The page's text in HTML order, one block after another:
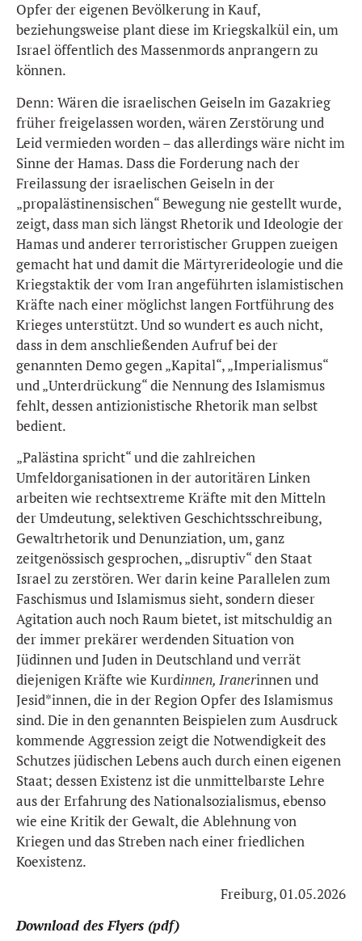
Opfer der eigenen Bevölkerung in Kauf,
beziehungsweise plant diese im Kriegskalkül ein, um
Israel öffentlich des Massenmords anprangern zu
können.
Denn: Wären die israelischen Geiseln im Gazakrieg
früher freigelassen worden, wären Zerstörung und
Leid vermieden worden – das allerdings wäre nicht im
Sinne der Hamas. Dass die Forderung nach der
Freilassung der israelischen Geiseln in der
„propalästinensischen“ Bewegung nie gestellt wurde,
zeigt, dass man sich längst Rhetorik und Ideologie der
Hamas und anderer terroristischer Gruppen zueigen
gemacht hat und damit die Märtyrerideologie und die
Kriegstaktik der vom Iran angeführten islamistischen
Kräfte nach einer möglichst langen Fortführung des
Krieges unterstützt. Und so wundert es auch nicht,
dass in dem anschließenden Aufruf bei der
genannten Demo gegen „Kapital“, „Imperialismus“
und „Unterdrückung“ die Nennung des Islamismus
fehlt, dessen antizionistische Rhetorik man selbst
bedient.
„Palästina spricht“ und die zahlreichen
Umfeldorganisationen in der autoritären Linken
arbeiten wie rechtsextreme Kräfte mit den Mitteln
der Umdeutung, selektiven Geschichtsschreibung,
Gewaltrhetorik und Denunziation, um, ganz
zeitgenössisch gesprochen, „disruptiv“ den Staat
Israel zu zerstören. Wer darin keine Parallelen zum
Faschismus und Islamismus sieht, sondern dieser
Agitation auch noch Raum bietet, ist mitschuldig an
der immer prekärer werdenden Situation von
Jüdinnen und Juden in Deutschland und verrät
diejenigen Kräfte wie Kurdinnen, Iranerinnen und
Jesid*innen, die in der Region Opfer des Islamismus
sind. Die in den genannten Beispielen zum Ausdruck
kommende Aggression zeigt die Notwendigkeit des
Schutzes jüdischen Lebens auch durch einen eigenen
Staat; dessen Existenz ist die unmittelbarste Lehre
aus der Erfahrung des Nationalsozialismus, ebenso
wie eine Kritik der Gewalt, die Ablehnung von
Kriegen und das Streben nach einer friedlichen
Koexistenz.
Freiburg, 01.05.2026
Download des Flyers (pdf)